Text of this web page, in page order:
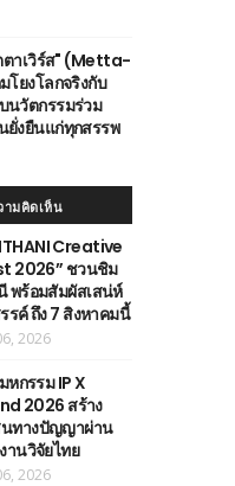
ตาเวิร์ส" (Metta-
โยงโลกจริงกับ
นวัตกรรมร่วม
ยั่งยืนแก่ทุกสรรพ
ามคิดเห็น
Creative
2026” ชวนชิม
พร้อมสัมผัสเสน่ห์
รค์ ถึง 7 สิงหาคมนี้
2026
หกรรม IP X
2026 สร้าง
นทางปัญญาผ่าน
านวิจัยไทย
2026